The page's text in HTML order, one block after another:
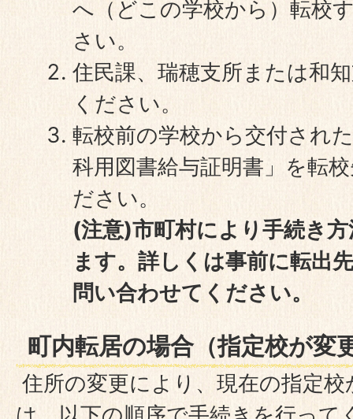
へ（どこの学校から）転校
さい。
住民課、瑞穂支所または和
ください。
転校前の学校から交付され
科用図書給与証明書」を転
ださい。
(注意)市町村により手続き
ます。詳しくは事前に転出
問い合わせてください。
町内転居の場合（指定校が変
住所の変更により、現在の指定